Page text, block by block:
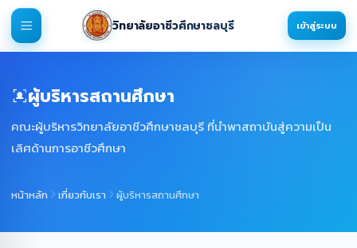
วิทยาลัยอาชีวศึกษาชลบุรี เข้าสู่ระบบ
ผู้บริหารสถานศึกษา
คณะผู้บริหารวิทยาลัยอาชีวศึกษาชลบุรี ที่นำพาสถาบันสู่ความเป็น
เลิศด้านการอาชีวศึกษา
หน้าหลัก เกี่ยวกับเรา ผู้บริหารสถานศึกษา